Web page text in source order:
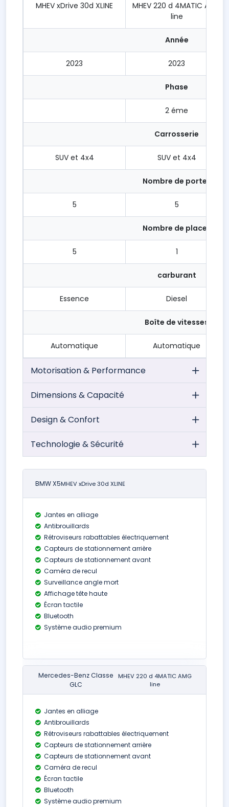
MHEV xDrive 30d XLINE
MHEV 220 d 4MATIC AMG
line
Année
2023 2023
Phase
2 éme
Carrosserie
SUV et 4x4 SUV et 4x4
Nombre de portes
5 5
Nombre de places
5 1
carburant
Essence Diesel
Boîte de vitesses
Automatique Automatique
Motorisation & Performance
Dimensions & Capacité
Design & Confort
Technologie & Sécurité
BMW X5MHEV xDrive 30d XLINE
Jantes en alliage
Antibrouillards
Rétroviseurs rabattables électriquement
Capteurs de stationnement arrière
Capteurs de stationnement avant
Caméra de recul
Surveillance angle mort
Affichage tête haute
Écran tactile
Bluetooth
Système audio premium
Mercedes-Benz Classe
GLC
MHEV 220 d 4MATIC AMG
line
Jantes en alliage
Antibrouillards
Rétroviseurs rabattables électriquement
Capteurs de stationnement arrière
Capteurs de stationnement avant
Caméra de recul
Écran tactile
Bluetooth
Système audio premium